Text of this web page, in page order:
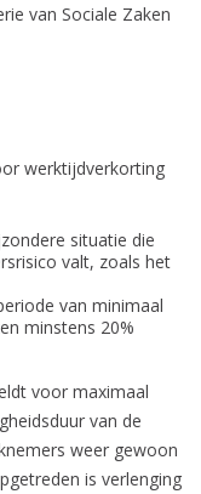
van Sociale Zaken
werktijdverkorting
situatie die
valt, zoals het
van minimaal
minstens 20%
voor maximaal
van de
weer gewoon
is verlenging